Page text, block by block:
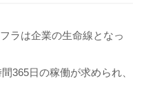
ラは企業の生命線となっ
365日の稼働が求められ、